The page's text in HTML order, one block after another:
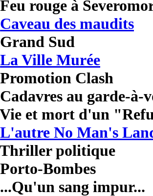
rouge à
Caveau des maudits
Sud
La Ville Murée
Clash
au garde-à-
Vie et mort d'un
L'autre No Man's
Thriller politique
Bombes
sang impur...